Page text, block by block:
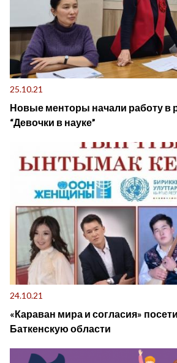
25.10.21
Новые менторы начали работу в
“Девочки в науке”
24.10.21
«Караван мира и согласия»
Баткенскую области